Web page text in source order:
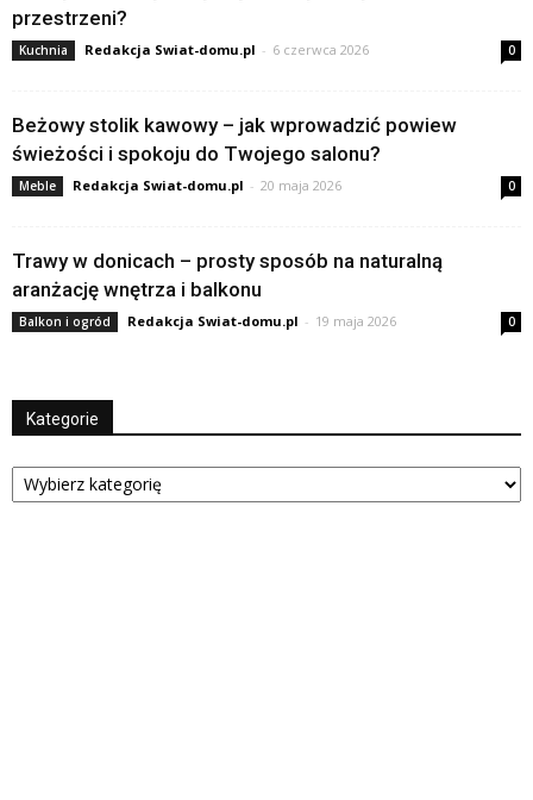
przestrzeni?
Kuchnia Redakcja Swiat-domu.pl - 6 czerwca 2026 0
Beżowy stolik kawowy – jak wprowadzić powiew
świeżości i spokoju do Twojego salonu?
Meble Redakcja Swiat-domu.pl - 20 maja 2026 0
Trawy w donicach – prosty sposób na naturalną
aranżację wnętrza i balkonu
Balkon i ogród Redakcja Swiat-domu.pl - 19 maja 2026 0
Kategorie
Kategorie